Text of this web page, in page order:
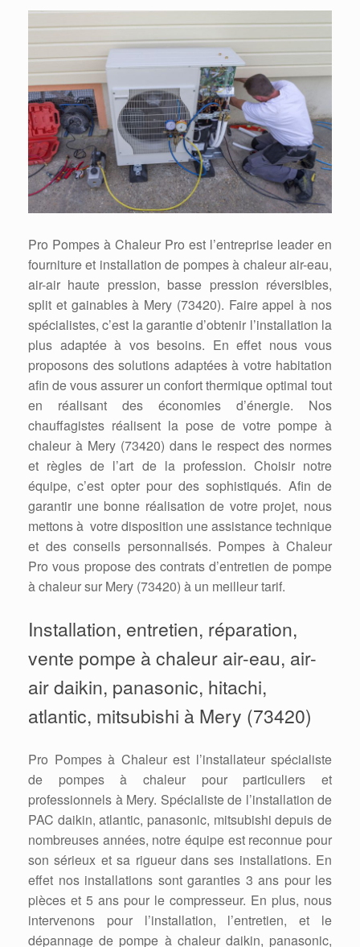
Pro Pompes à Chaleur Pro est l’entreprise leader en
fourniture et installation de pompes à chaleur air-eau,
air-air haute pression, basse pression réversibles,
split et gainables à Mery (73420). Faire appel à nos
spécialistes, c’est la garantie d’obtenir l’installation la
plus adaptée à vos besoins. En effet nous vous
proposons des solutions adaptées à votre habitation
afin de vous assurer un confort thermique optimal tout
en réalisant des économies d’énergie. Nos
chauffagistes réalisent la pose de votre pompe à
chaleur à Mery (73420) dans le respect des normes
et règles de l’art de la profession. Choisir notre
équipe, c’est opter pour des sophistiqués. Afin de
garantir une bonne réalisation de votre projet, nous
mettons à votre disposition une assistance technique
et des conseils personnalisés. Pompes à Chaleur
Pro vous propose des contrats d’entretien de pompe
à chaleur sur Mery (73420) à un meilleur tarif.
Installation, entretien, réparation,
vente pompe à chaleur air-eau, air-
air daikin, panasonic, hitachi,
atlantic, mitsubishi à Mery (73420)
Pro Pompes à Chaleur est l’installateur spécialiste
de pompes à chaleur pour particuliers et
professionnels à Mery. Spécialiste de l’installation de
PAC daikin, atlantic, panasonic, mitsubishi depuis de
nombreuses années, notre équipe est reconnue pour
son sérieux et sa rigueur dans ses installations. En
effet nos installations sont garanties 3 ans pour les
pièces et 5 ans pour le compresseur. En plus, nous
intervenons pour l’installation, l’entretien, et le
dépannage de pompe à chaleur daikin, panasonic,